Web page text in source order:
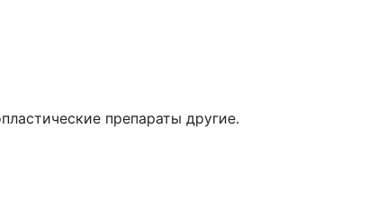
препараты другие.